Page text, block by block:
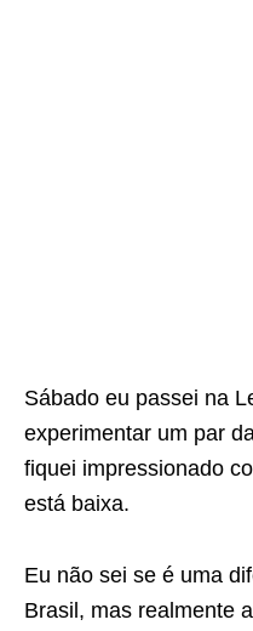
Sábado eu passei na
experimentar um par
fiquei impressionado
está baixa.
Eu não sei se é uma
Brasil, mas realmente